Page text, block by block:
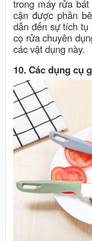
trong máy rửa
cận được phần
dẫn đến sự tích
cọ rửa chuyên
các vật dụng này.
10. Các dụng cụ